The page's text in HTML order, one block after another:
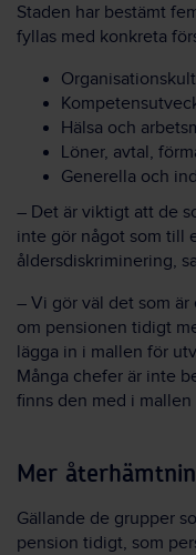
Staden har bestämt
fyllas med konkreta
Hälsa och
Löner, avtal,
Generella och
– Det är viktigt att de
inte gör något som till
åldersdiskriminering,
– Vi gör väl det som
om pensionen tidigt
lägga in i mallen för
Många chefer är inte
finns den med i
Mer
Gällande de grupper
pension tidigt, som